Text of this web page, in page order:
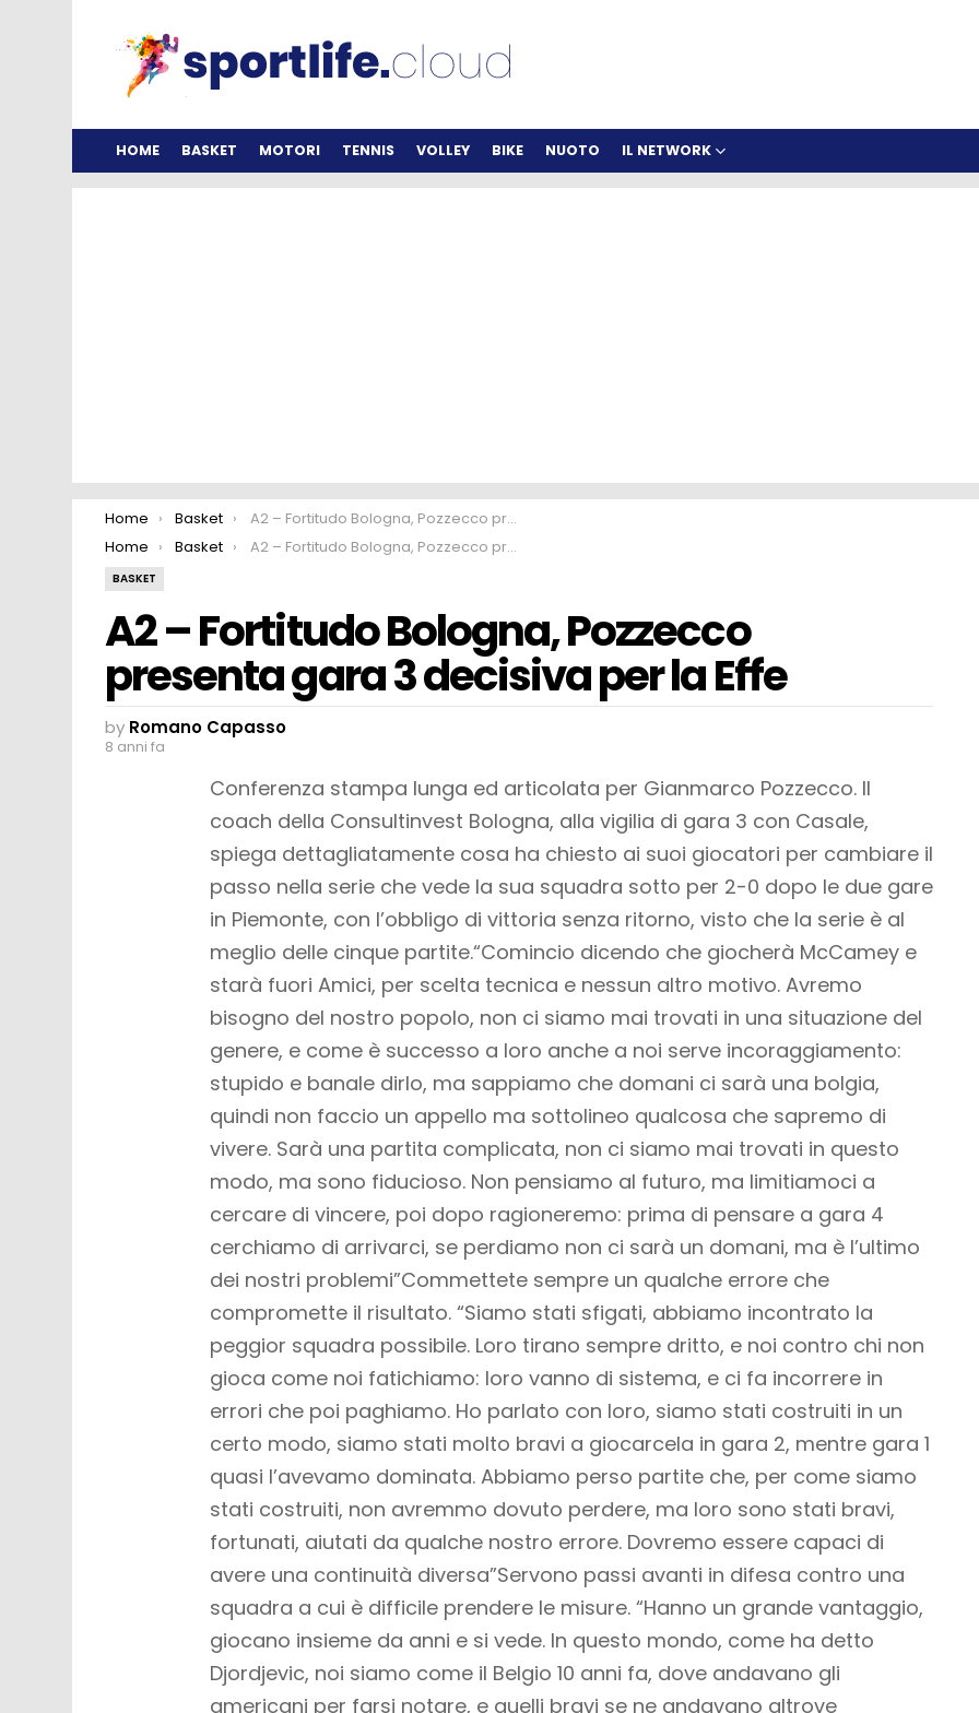
HOME BASKET MOTORI TENNIS VOLLEY BIKE NUOTO IL NETWORK
You are here:
Home Basket
A2 – Fortitudo Bologna, Pozzecco presenta gara 3 decisiva per la Effe
You are here:
Home Basket A2 – Fortitudo Bologna, Pozzecco presenta gara 3 decisiva per la Effe
BASKET
A2 – Fortitudo Bologna, Pozzecco
presenta gara 3 decisiva per la Effe
by Romano Capasso
8 anni fa
Conferenza stampa lunga ed articolata per Gianmarco Pozzecco. Il
coach della Consultinvest Bologna, alla vigilia di gara 3 con Casale,
spiega dettagliatamente cosa ha chiesto ai suoi giocatori per cambiare il
passo nella serie che vede la sua squadra sotto per 2-0 dopo le due gare
in Piemonte, con l’obbligo di vittoria senza ritorno, visto che la serie è al
meglio delle cinque partite.“Comincio dicendo che giocherà McCamey e
starà fuori Amici, per scelta tecnica e nessun altro motivo. Avremo
bisogno del nostro popolo, non ci siamo mai trovati in una situazione del
genere, e come è successo a loro anche a noi serve incoraggiamento:
stupido e banale dirlo, ma sappiamo che domani ci sarà una bolgia,
quindi non faccio un appello ma sottolineo qualcosa che sapremo di
vivere. Sarà una partita complicata, non ci siamo mai trovati in questo
modo, ma sono fiducioso. Non pensiamo al futuro, ma limitiamoci a
cercare di vincere, poi dopo ragioneremo: prima di pensare a gara 4
cerchiamo di arrivarci, se perdiamo non ci sarà un domani, ma è l’ultimo
dei nostri problemi”Commettete sempre un qualche errore che
compromette il risultato. “Siamo stati sfigati, abbiamo incontrato la
peggior squadra possibile. Loro tirano sempre dritto, e noi contro chi non
gioca come noi fatichiamo: loro vanno di sistema, e ci fa incorrere in
errori che poi paghiamo. Ho parlato con loro, siamo stati costruiti in un
certo modo, siamo stati molto bravi a giocarcela in gara 2, mentre gara 1
quasi l’avevamo dominata. Abbiamo perso partite che, per come siamo
stati costruiti, non avremmo dovuto perdere, ma loro sono stati bravi,
fortunati, aiutati da qualche nostro errore. Dovremo essere capaci di
avere una continuità diversa”Servono passi avanti in difesa contro una
squadra a cui è difficile prendere le misure. “Hanno un grande vantaggio,
giocano insieme da anni e si vede. In questo mondo, come ha detto
Djordjevic, noi siamo come il Belgio 10 anni fa, dove andavano gli
americani per farsi notare, e quelli bravi se ne andavano altrove